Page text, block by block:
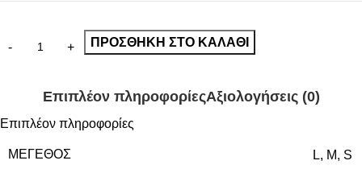
ΠΡΟΣΘΉΚΗ ΣΤΟ ΚΑΛΆΘΙ
Επιπλέον πληροφορίεςΑξιολογήσεις (0)
Επιπλέον πληροφορίες
ΜΈΓΕΘΟΣ L, M, S